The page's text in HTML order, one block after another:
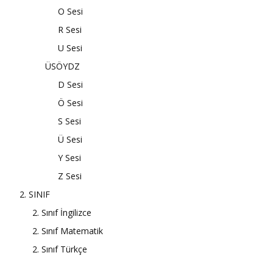
O Sesi
R Sesi
U Sesi
ÜSÖYDZ
D Sesi
Ö Sesi
S Sesi
Ü Sesi
Y Sesi
Z Sesi
2. SINIF
2. Sınıf İngilizce
2. Sınıf Matematik
2. Sınıf Türkçe